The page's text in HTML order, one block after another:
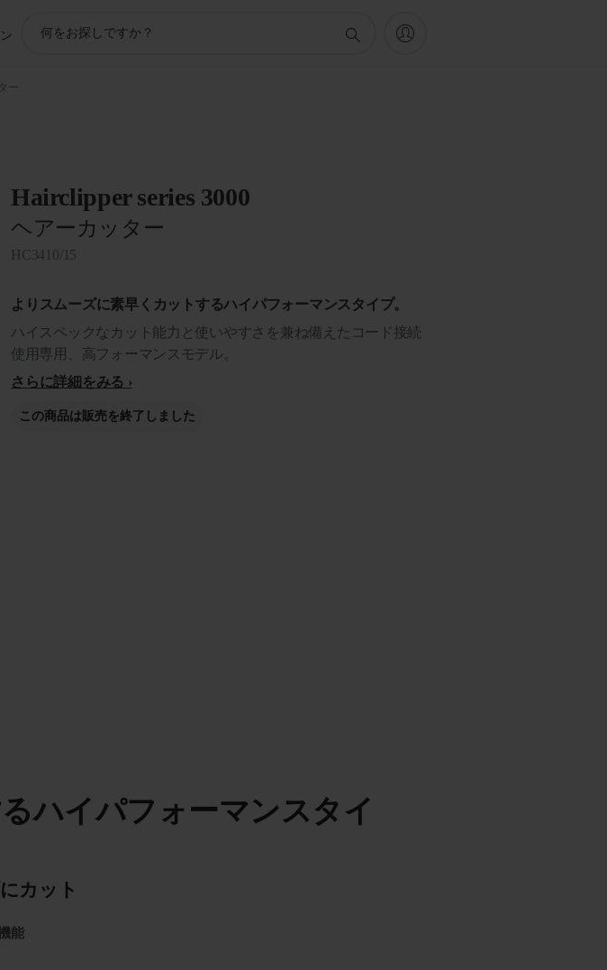
索
ー
Hairclipper series 3000
ヘアーカッター
HC3410/15
よりスムーズに素早くカットするハイパフォーマンスタイプ。
ハイスペックなカット能力と使いやすさを兼ね備えたコード接続
使用専用、高フォーマンスモデル。
さらに詳細をみる
この商品は販売を終了しました
ハイパフォーマンスタイ
カット
能